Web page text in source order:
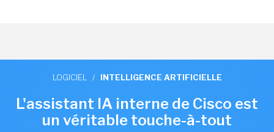
LOGICIEL / INTELLIGENCE ARTIFICIELLE
L'assistant IA interne de Cisco est
un véritable touche-à-tout